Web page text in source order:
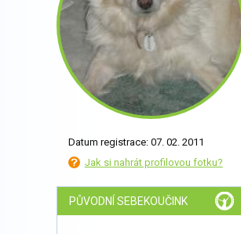
Datum registrace: 07. 02. 2011
Jak si nahrát profilovou fotku?
PŮVODNÍ SEBEKOUČINK